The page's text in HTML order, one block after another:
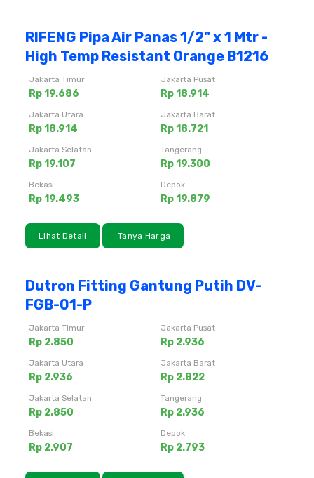
RIFENG Pipa Air Panas 1/2" x 1 Mtr -
High Temp Resistant Orange B1216
Jakarta Timur
Rp 19.686
Jakarta Pusat
Rp 18.914
Jakarta Utara
Rp 18.914
Jakarta Barat
Rp 18.721
Jakarta Selatan
Rp 19.107
Tangerang
Rp 19.300
Bekasi
Rp 19.493
Depok
Rp 19.879
Lihat Detail Tanya Harga
Dutron Fitting Gantung Putih DV-
FGB-01-P
Jakarta Timur
Rp 2.850
Jakarta Pusat
Rp 2.936
Jakarta Utara
Rp 2.936
Jakarta Barat
Rp 2.822
Jakarta Selatan
Rp 2.850
Tangerang
Rp 2.936
Bekasi
Rp 2.907
Depok
Rp 2.793